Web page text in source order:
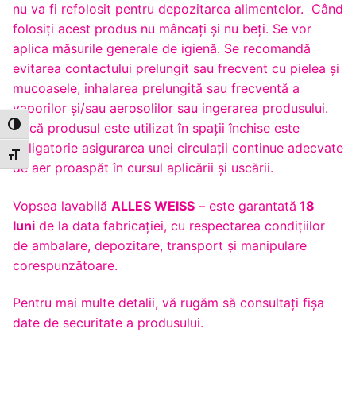
Toggle High Contrast
Toggle Font size
nu va fi refolosit pentru depozitarea alimentelor. Când
folosiţi acest produs nu mâncaţi şi nu beţi. Se vor
aplica măsurile generale de igienă. Se recomandă
evitarea contactului prelungit sau frecvent cu pielea şi
mucoasele, inhalarea prelungită sau frecventă a
vaporilor şi/sau aerosolilor sau ingerarea produsului.
Dacă produsul este utilizat în spaţii închise este
obligatorie asigurarea unei circulaţii continue adecvate
de aer proaspăt în cursul aplicării şi uscării.
Vopsea lavabilă ALLES WEISS – este garantată 18
luni de la data fabricaţiei, cu respectarea condiţiilor
de ambalare, depozitare, transport şi manipulare
corespunzătoare.
Pentru mai multe detalii, vă rugăm să consultaţi fişa
date de securitate a produsului.